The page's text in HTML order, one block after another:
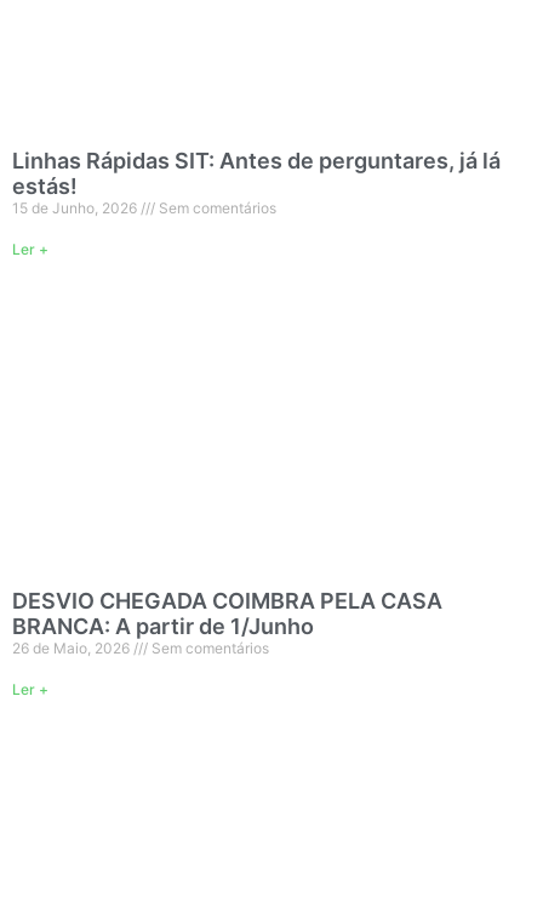
Linhas Rápidas SIT: Antes de perguntares, já lá
estás!
15 de Junho, 2026 Sem comentários
Ler +
DESVIO CHEGADA COIMBRA PELA CASA
BRANCA: A partir de 1/Junho
26 de Maio, 2026 Sem comentários
Ler +